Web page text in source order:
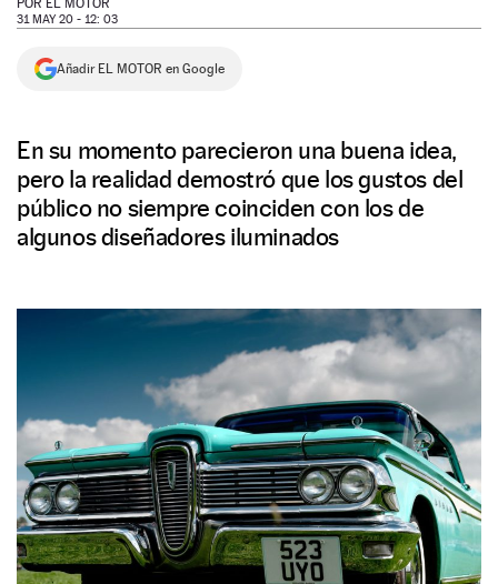
NEWSLETTER
POR EL MOTOR
31 MAY 20 - 12: 03
Añadir EL MOTOR en Google
En su momento parecieron una buena idea,
pero la realidad demostró que los gustos del
público no siempre coinciden con los de
algunos diseñadores iluminados